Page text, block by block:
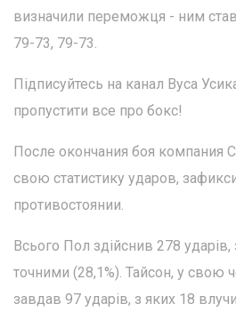
визначили переможця - ним
79-73, 79-73.
Підписуйтесь на канал Вуса
пропустити все про бокс!
После окончания боя компания
свою статистику ударов,
противостоянии.
Всього Пол здійснив 278
точними (28,1%). Тайсон, у свою
завдав 97 ударів, з яких 18